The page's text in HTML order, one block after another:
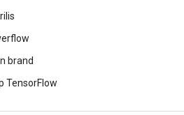
brand
TensorFlow